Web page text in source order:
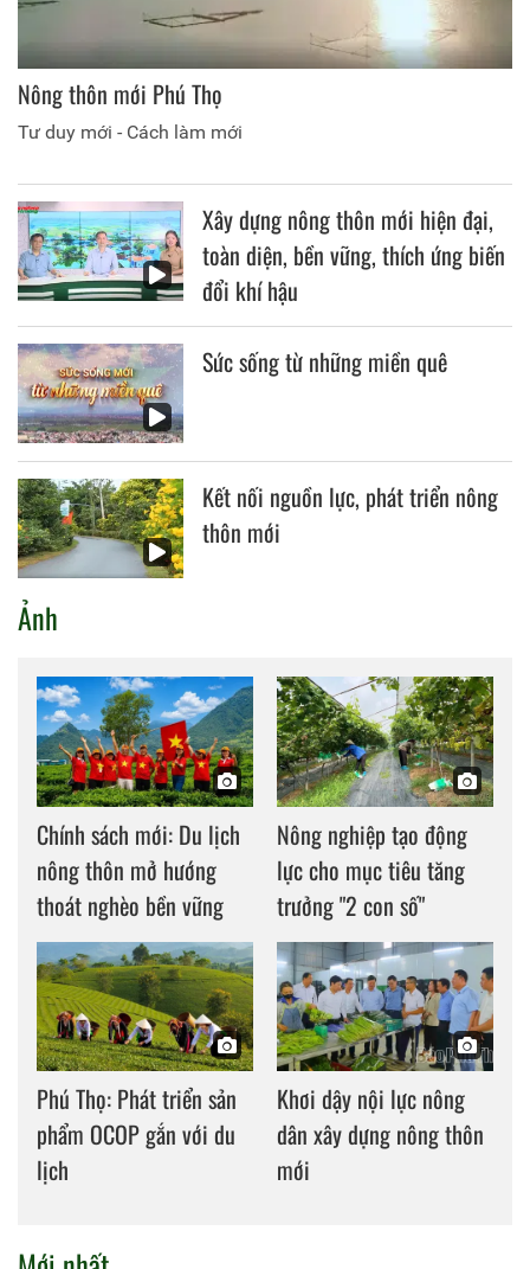
Nông thôn mới Phú Thọ
Tư duy mới - Cách làm mới
Xây dựng nông thôn mới hiện đại,
toàn diện, bền vững, thích ứng biến
đổi khí hậu
Sức sống từ những miền quê
Kết nối nguồn lực, phát triển nông
thôn mới
Ảnh
Chính sách mới: Du lịch
nông thôn mở hướng
thoát nghèo bền vững
Nông nghiệp tạo động
lực cho mục tiêu tăng
trưởng "2 con số"
Phú Thọ: Phát triển sản
phẩm OCOP gắn với du
lịch
Khơi dậy nội lực nông
dân xây dựng nông thôn
mới